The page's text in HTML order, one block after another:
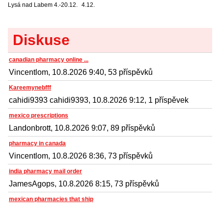
Lysá nad Labem 4.-20.12. 4.12.
Diskuse
canadian pharmacy online ...
Vincentlom, 10.8.2026 9:40, 53 příspěvků
Kareemynebfff
cahidi9393 cahidi9393, 10.8.2026 9:12, 1 příspěvek
mexico prescriptions
Landonbrott, 10.8.2026 9:07, 89 příspěvků
pharmacy in canada
Vincentlom, 10.8.2026 8:36, 73 příspěvků
india pharmacy mail order
JamesAgops, 10.8.2026 8:15, 73 příspěvků
mexican pharmacies that ship